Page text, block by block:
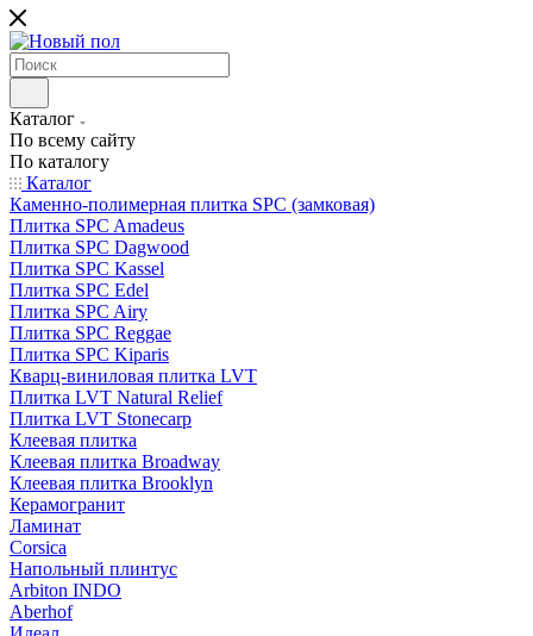
Каталог
По всему сайту
По каталогу
Каталог
Каменно-полимерная плитка SPC (замковая)
Плитка SPC Amadeus
Плитка SPC Dagwood
Плитка SPC Kassel
Плитка SPC Edel
Плитка SPC Airy
Плитка SPC Reggae
Плитка SPC Kiparis
Кварц-виниловая плитка LVT
Плитка LVT Natural Relief
Плитка LVT Stonecarp
Клеевая плитка
Клеевая плитка Broadway
Клеевая плитка Brooklyn
Керамогранит
Ламинат
Corsica
Напольный плинтус
Arbiton INDO
Aberhof